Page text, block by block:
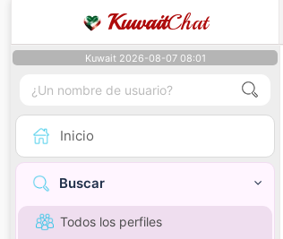
KuwaitChat
Kuwait 2026-08-07 08:01
Inicio
Buscar
Todos los perfiles